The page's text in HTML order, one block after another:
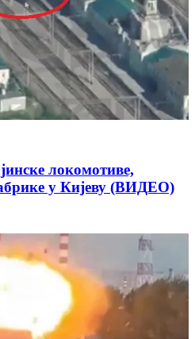
локомотиве,
у Кијеву (ВИДЕО)